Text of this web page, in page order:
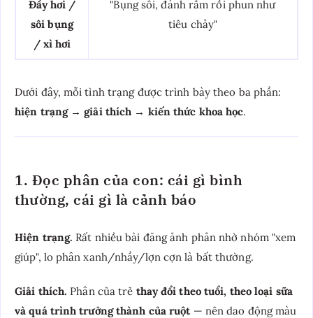
Đầy hơi /
sôi bụng
/ xì hơi
"Bụng sôi, đánh rắm rồi phun như
tiêu chảy"
Dưới đây, mỗi tình trạng được trình bày theo ba phần:
hiện trạng → giải thích → kiến thức khoa học.
1. Đọc phân của con: cái gì bình
thường, cái gì là cảnh báo
Hiện trạng. Rất nhiều bài đăng ảnh phân nhờ nhóm "xem
giúp", lo phân xanh/nhầy/lợn cợn là bất thường.
Giải thích. Phân của trẻ thay đổi theo tuổi, theo loại sữa
và quá trình trưởng thành của ruột— nên dao động màu